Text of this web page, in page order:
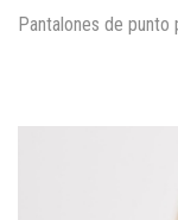
Pantalones de punto